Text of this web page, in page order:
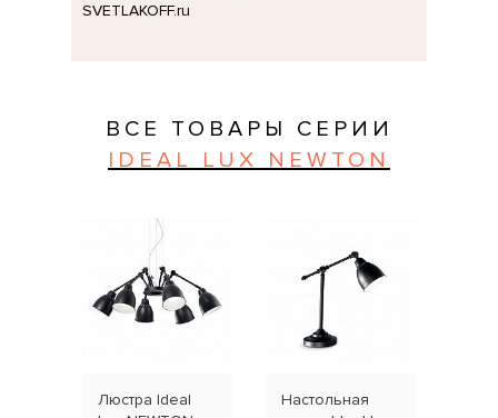
SVETLAKOFF.ru
ВСЕ ТОВАРЫ СЕРИИ
IDEAL LUX NEWTON
Люстра Ideal
Настольная